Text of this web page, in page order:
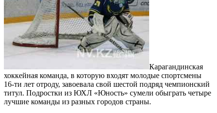
Карагандинская
хоккейная команда, в которую входят молодые спортсмены
16-ти лет отроду, завоевала свой шестой подряд чемпионский
титул. Подростки из ЮХЛ «Юность» сумели обыграть четыре
лучшие команды из разных городов страны.